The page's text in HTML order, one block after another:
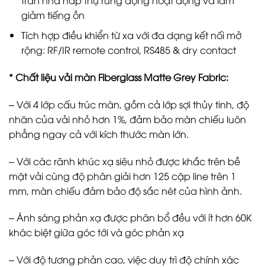
giảm tiếng ồn
Tích hợp điều khiển từ xa với đa dạng kết nối mở
rộng: RF/IR remote control, RS485 & dry contact
* Chất liệu vải màn Fiberglass Matte Grey Fabric:
– Với 4 lớp cấu trúc màn, gồm cả lớp sợi thủy tinh, độ
nhăn của vải nhỏ hơn 1%, đảm bảo màn chiếu luôn
phẳng ngay cả với kích thước màn lớn.
– Với các rãnh khúc xạ siêu nhỏ được khắc trên bề
mặt vải cùng độ phân giải hơn 125 cặp line trên 1
mm, màn chiếu đảm bảo độ sắc nét của hình ảnh.
– Ánh sáng phản xạ được phân bổ đều với ít hơn 60K
khác biệt giữa góc tới và góc phản xạ
– Với độ tương phản cao, việc duy trì độ chính xác